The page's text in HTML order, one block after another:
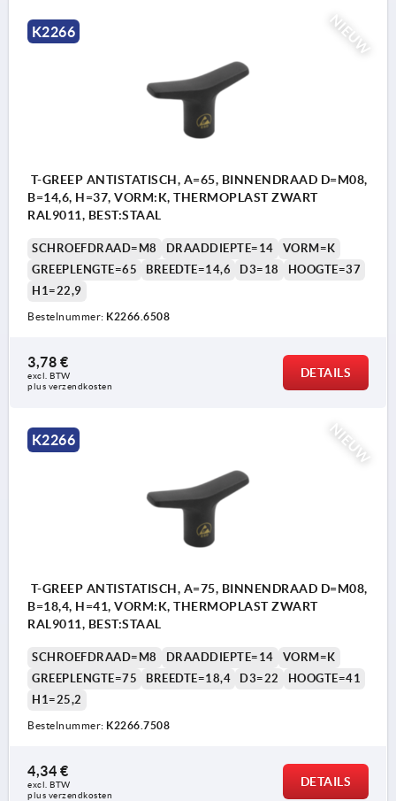
NIEUW
K2266
T-GREEP ANTISTATISCH, A=65, BINNENDRAAD D=M08,
B=14,6, H=37, VORM:K, THERMOPLAST ZWART
RAL9011, BEST:STAAL
SCHROEFDRAAD=M8 DRAADDIEPTE=14
VORM=K
GREEPLENGTE=65
BREEDTE=14,6 D3=18
HOOGTE=37
H1=22,9
Bestelnummer: K2266.6508
3,78 €
excl. BTW
plus verzendkosten
DETAILS
NIEUW
K2266
T-GREEP ANTISTATISCH, A=75, BINNENDRAAD D=M08,
B=18,4, H=41, VORM:K, THERMOPLAST ZWART
RAL9011, BEST:STAAL
SCHROEFDRAAD=M8 DRAADDIEPTE=14
VORM=K
GREEPLENGTE=75
BREEDTE=18,4 D3=22
HOOGTE=41
H1=25,2
Bestelnummer: K2266.7508
4,34 €
excl. BTW
plus verzendkosten
DETAILS